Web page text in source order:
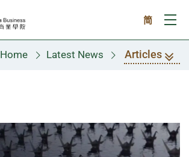
简
Home Latest News Articles